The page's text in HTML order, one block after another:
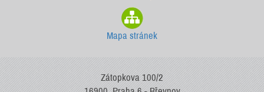
Mapa stránek
Zátopkova 100/2